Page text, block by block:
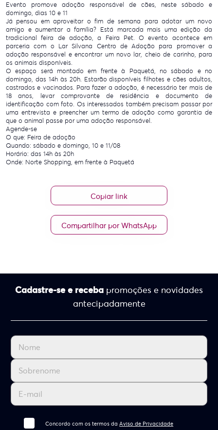
Evento promove adoção responsável de cães, neste sábado e
domingo, dias 10 e 11
Já pensou em aproveitar o fim de semana para adotar um novo
amigo e aumentar a família? Está marcada mais uma edição da
tradicional feira de adoção, a Feira Pet. O evento acontece em
parceria com o Lar Silvana Centro de Adoção para promover a
adoção responsável e encontrar um novo lar, cheio de carinho, para
os animais disponíveis.
O espaço será montado em frente à Paquetá, no sábado e no
domingo, das 14h às 20h. Estarão disponíveis filhotes e cães adultos,
castrados e vacinados. Para fazer a adoção, é necessário ter mais de
18 anos, levar comprovante de residência e documento de
identificação com foto. Os interessados também precisam passar por
uma entrevista e preencher um termo de adoção como garantia de
que o animal passe por uma adoção responsável.
Agende-se
O que: Feira de adoção
Quando: sábado e domingo, 10 e 11/08
Horário: das 14h às 20h
Onde: Norte Shopping, em frente à Paquetá
Copiar link
Compartilhar por WhatsApp
Cadastre-se e receba promoções e novidades
antecipadamente
Concordo com os termos daAviso de Privacidade